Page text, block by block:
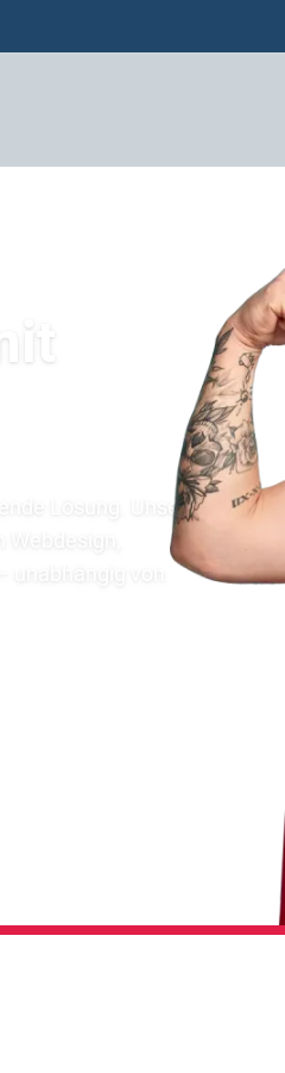
Lösung. Unsere